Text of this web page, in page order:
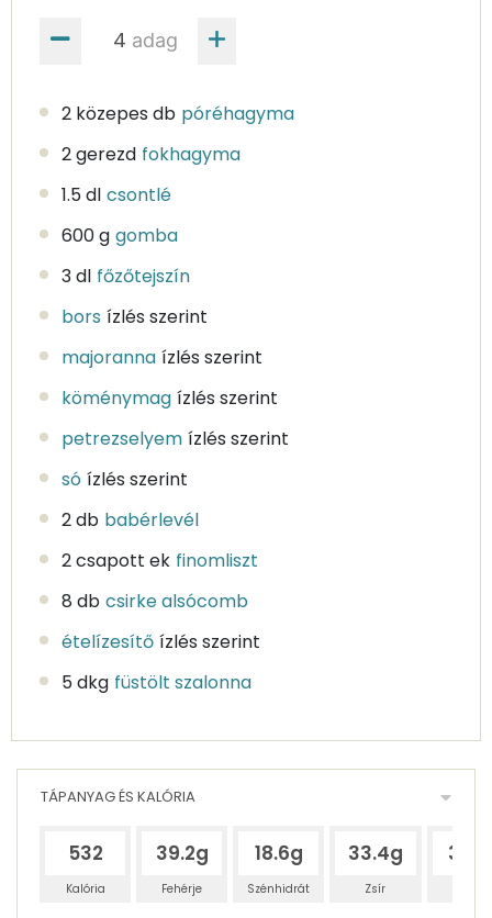
adag
2 közepes db póréhagyma
2 gerezd fokhagyma
1.5 dl csontlé
600 g gomba
3 dl főzőtejszín
bors ízlés szerint
majoranna ízlés szerint
köménymag ízlés szerint
petrezselyem ízlés szerint
só ízlés szerint
2 db babérlevél
2 csapott ek finomliszt
8 db csirke alsócomb
ételízesítő ízlés szerint
5 dkg füstölt szalonna
TÁPANYAG ÉS KALÓRIA
532
Kalória
39.2g
Fehérje
18.6g
Szénhidrát
33.4g
Zsír